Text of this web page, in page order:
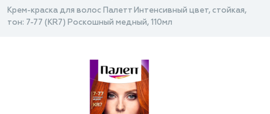
Крем-краска для волос Палетт Интенсивный цвет, стойкая,
тон: 7-77 (KR7) Роскошный медный, 110мл